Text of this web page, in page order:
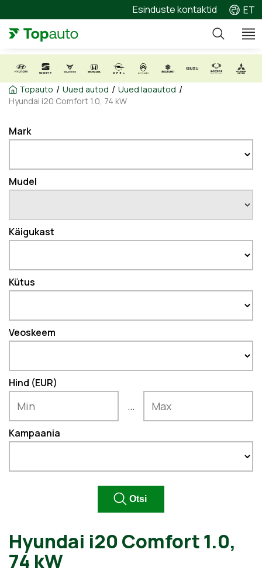
Esinduste kontaktid ET
Topauto / Uued autod / Uued laoautod /
Hyundai i20 Comfort 1.0, 74 kW
Mark
Mudel
Käigukast
Kütus
Veoskeem
Hind (EUR)
...
Kampaania
Hyundai i20 Comfort 1.0,
74 kW